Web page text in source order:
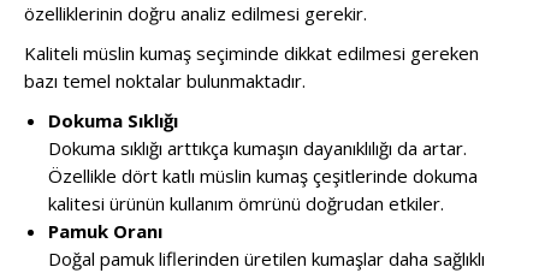
özelliklerinin doğru analiz edilmesi gerekir.
Kaliteli müslin kumaş seçiminde dikkat edilmesi gereken
bazı temel noktalar bulunmaktadır.
Dokuma Sıklığı
Dokuma sıklığı arttıkça kumaşın dayanıklılığı da artar.
Özellikle dört katlı müslin kumaş çeşitlerinde dokuma
kalitesi ürünün kullanım ömrünü doğrudan etkiler.
Pamuk Oranı
Doğal pamuk liflerinden üretilen kumaşlar daha sağlıklı